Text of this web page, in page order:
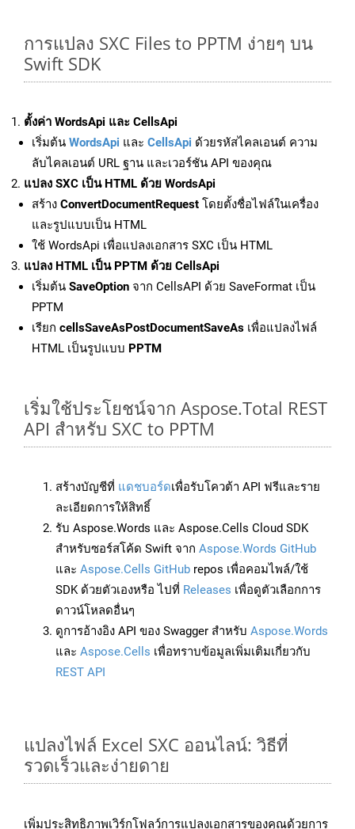
การแปลง SXC Files to PPTM ง่ายๆ บน
Swift SDK
ตั้งค่า WordsApi และ CellsApi
เริ่มต้น WordsApi และ CellsApi ด้วยรหัสไคลเอนต์ ความ
ลับไคลเอนต์ URL ฐาน และเวอร์ชัน API ของคุณ
แปลง SXC เป็น HTML ด้วย WordsApi
สร้าง ConvertDocumentRequest โดยตั้งชื่อไฟล์ในเครื่อง
และรูปแบบเป็น HTML
ใช้ WordsApi เพื่อแปลงเอกสาร SXC เป็น HTML
แปลง HTML เป็น PPTM ด้วย CellsApi
เริ่มต้น SaveOption จาก CellsAPI ด้วย SaveFormat เป็น
PPTM
เรียก cellsSaveAsPostDocumentSaveAs เพื่อแปลงไฟล์
HTML เป็นรูปแบบ PPTM
เริ่มใช้ประโยชน์จาก Aspose.Total REST
API สำหรับ SXC to PPTM
สร้างบัญชีที่ แดชบอร์ดเพื่อรับโควต้า API ฟรีและราย
ละเอียดการให้สิทธิ์
รับ Aspose.Words และ Aspose.Cells Cloud SDK
สำหรับซอร์สโค้ด Swift จาก Aspose.Words GitHub
และ Aspose.Cells GitHub repos เพื่อคอมไพล์/ใช้
SDK ด้วยตัวเองหรือ ไปที่ Releases เพื่อดูตัวเลือกการ
ดาวน์โหลดอื่นๆ
ดูการอ้างอิง API ของ Swagger สำหรับ Aspose.Words
และ Aspose.Cells เพื่อทราบข้อมูลเพิ่มเติมเกี่ยวกับ
REST API
แปลงไฟล์ Excel SXC ออนไลน์: วิธีที่
รวดเร็วและง่ายดาย
เพิ่มประสิทธิภาพเวิร์กโฟลว์การแปลงเอกสารของคุณด้วยการ